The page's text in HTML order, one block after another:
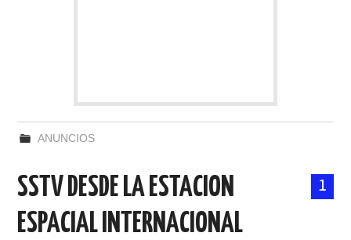
ANUNCIOS
1
SSTV DESDE LA ESTACION
ESPACIAL INTERNACIONAL